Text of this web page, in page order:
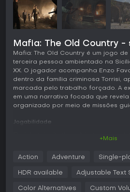
Mafia: The Old Country -
Mafia: The Old Country é um jogo
terceira pessoa ambientado na
XX. O jogador acompanha Enzo
dentro da família criminosa Torrisi,
marcada pelo trabalho forçado. A
em uma narrativa focada que
organizado por meio de missões
Jogabilidade
uso de armas de fogo, como
serrado. As seções de furtividade
as sequências de veículos
+Mais
Action Adventure Single-
HDR available Adjustable Text
Color Alternatives Custom